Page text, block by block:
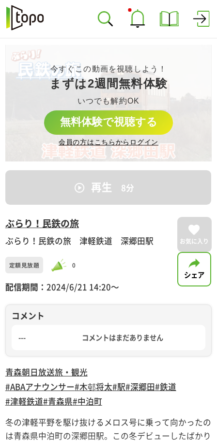
今すぐこの動画を視聴しよう！
まずは2週間無料体験
いつでも解約OK
無料体験で視聴する
会員の方はこちらからログイン
再生 8分
ぶらり！民鉄の旅
ぶらり！民鉄の旅 津軽鉄道 深郷田駅
定額見放題 0
配信期間： 2024/6/21 14:20〜
お気に入り
シェア
コメント
--- コメントはまだありません
青森朝日放送旅・観光
#ABAアナウンサー#木邨将太#駅#深郷田#鉄道
#津軽鉄道#青森県#中泊町
冬の津軽平野を駆け抜けるメロス号に乗って向かったの
は青森県中泊町の深郷田駅。この冬デビューしたばかり